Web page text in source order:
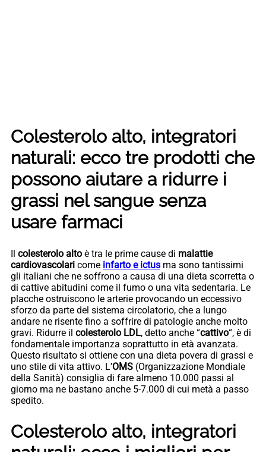
Colesterolo alto, integratori
naturali: ecco tre prodotti che
possono aiutare a ridurre i
grassi nel sangue senza
usare farmaci
colesterolo alto è tra le prime cause di malattie
cardiovascolari come infarto e ictus ma sono tantissimi
gli italiani che ne soffrono a causa di una dieta scorretta o
di cattive abitudini come il fumo o una vita sedentaria. Le
placche ostruiscono le arterie provocando un eccessivo
sforzo da parte del sistema circolatorio, che a lungo
andare ne risente fino a soffrire di patologie anche molto
gravi. Ridurre il colesterolo LDL, detto anche “cattivo“, è di
fondamentale importanza soprattutto in età avanzata.
Questo risultato si ottiene con una dieta povera di grassi e
uno stile di vita attivo. L’OMS (Organizzazione Mondiale
della Sanità) consiglia di fare almeno 10.000 passi al
giorno ma ne bastano anche 5-7.000 di cui metà a passo
spedito.
Colesterolo alto, integratori